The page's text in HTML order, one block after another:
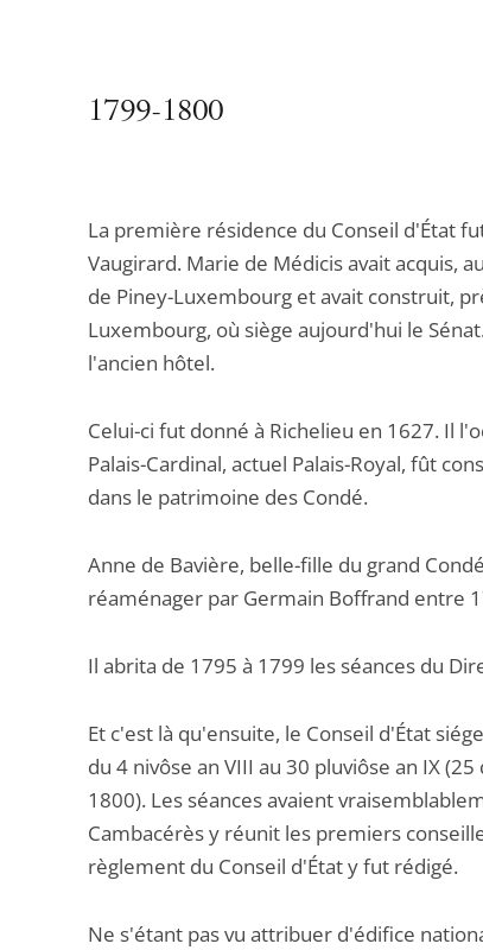
1799-1800
La première résidence du Conseil d'État
Vaugirard. Marie de Médicis avait acquis,
de Piney-Luxembourg et avait construit,
Luxembourg, où siège aujourd'hui le
l'ancien hôtel.
Celui-ci fut donné à Richelieu en 1627. Il
Palais-Cardinal, actuel Palais-Royal, fût
dans le patrimoine des Condé.
Anne de Bavière, belle-fille du grand
réaménager par Germain Boffrand entre
Il abrita de 1795 à 1799 les séances du
Et c'est là qu'ensuite, le Conseil d'État
du 4 nivôse an VIII au 30 pluviôse an IX
1800). Les séances avaient
Cambacérès y réunit les premiers
règlement du Conseil d'État y fut rédigé.
Ne s'étant pas vu attribuer d'édifice